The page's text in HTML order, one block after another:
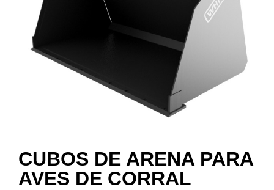
CUBOS DE ARENA PARA
AVES DE CORRAL